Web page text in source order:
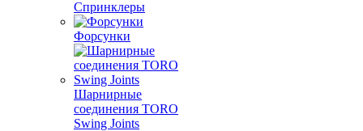
Спринклеры
Форсунки
Шарнирные
соединения TORO
Swing Joints